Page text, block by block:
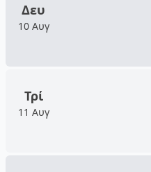
Δευ
10 Αυγ
Τρί
11 Αυγ